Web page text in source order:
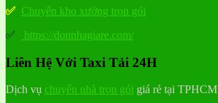
✅ Chuyển kho xưởng trọn gói
✅
https://donnhagiare.com/
Liên Hệ Với Taxi Tải 24H
Dịch vụ chuyển nhà trọn gói giá rẻ tại TPHCM